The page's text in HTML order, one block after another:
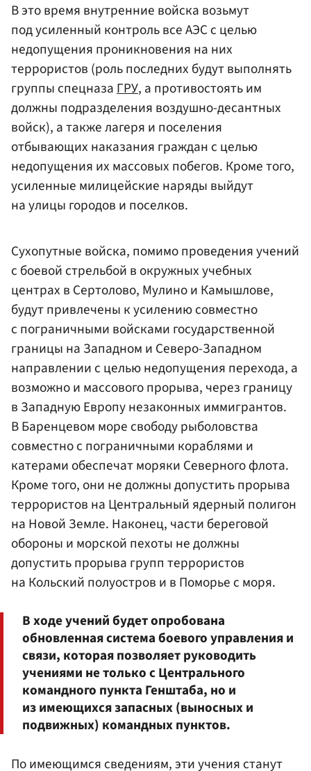
В это время внутренние войска возьмут
под усиленный контроль все АЭС с целью
недопущения проникновения на них
террористов (роль последних будут выполнять
группы спецназаГРУ, а противостоять им
должны подразделения воздушно-десантных
войск), а также лагеря и поселения
отбывающих наказания граждан с целью
недопущения их массовых побегов. Кроме того,
усиленные милицейские наряды выйдут
на улицы городов и поселков.
Сухопутные войска, помимо проведения учений
с боевой стрельбой в окружных учебных
центрах в Сертолово, Мулино и Камышлове,
будут привлечены к усилению совместно
с пограничными войсками государственной
границы на Западном и Северо-Западном
направлении с целью недопущения перехода, а
возможно и массового прорыва, через границу
в Западную Европу незаконных иммигрантов.
В Баренцевом море свободу рыболовства
совместно с пограничными кораблями и
катерами обеспечат моряки Северного флота.
Кроме того, они не должны допустить прорыва
террористов на Центральный ядерный полигон
на Новой Земле. Наконец, части береговой
обороны и морской пехоты не должны
допустить прорыва групп террористов
на Кольский полуостров и в Поморье с моря.
В ходе учений будет опробована
обновленная система боевого управления и
связи, которая позволяет руководить
учениями не только с Центрального
командного пункта Генштаба, но и
из имеющихся запасных (выносных и
подвижных) командных пунктов.
По имеющимся сведениям, эти учения станут